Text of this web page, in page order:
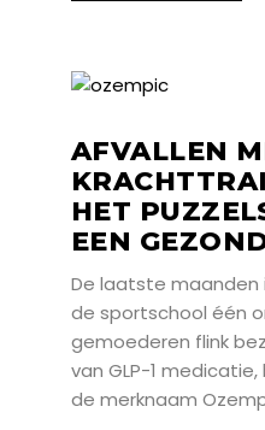
AFVALLEN
HET
EEN
De laatste maanden
de sportschool één
gemoederen flink
van GLP-1
de merknaam